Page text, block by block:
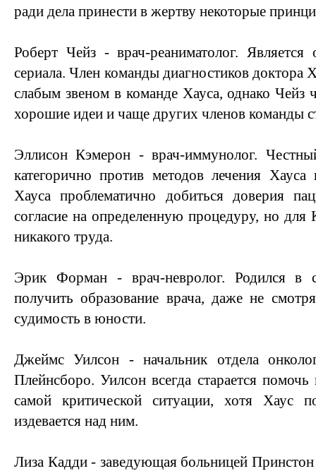
ради дела принести в жертву некоторые
Роберт Чейз - врач-реаниматолог.
сериала. Член команды диагностиков доктора
слабым звеном в команде Хауса, однако Чейз
хорошие идеи и чаще других членов команды
Эллисон Кэмерон - врач-иммунолог.
категорично против методов лечения
Хауса проблематично добиться доверия
согласие на определенную процедуру, но для
никакого труда.
Эрик Форман - врач-невролог. Родился в
получить образование врача, даже не
судимость в юности.
Джеймс Уилсон - начальник отдела
Плейнсборо. Уилсон всегда старается
самой критической ситуации, хотя Хаус
издевается над ним.
Лиза Кадди - заведующая больницей